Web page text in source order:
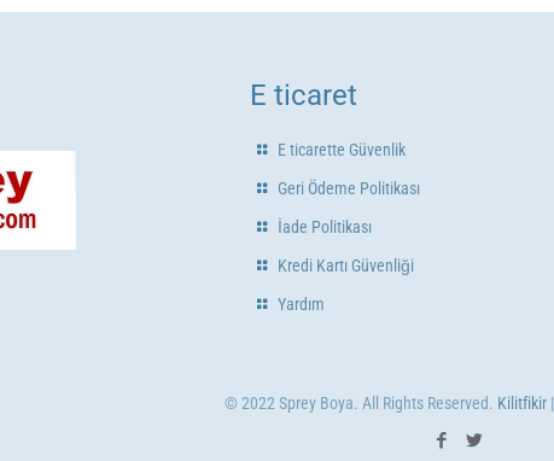
E ticaret
E ticarette Güvenlik
Geri Ödeme Politikası
İade Politikası
Kredi Kartı Güvenliği
Yardım
© 2022 Sprey Boya. All Rights Reserved. Kilitfikir|